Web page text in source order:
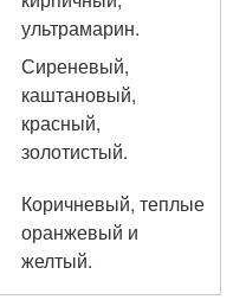
ультрамарин.
Сиреневый,
каштановый,
красный,
золотистый.
Коричневый, теплые
оранжевый и
желтый.